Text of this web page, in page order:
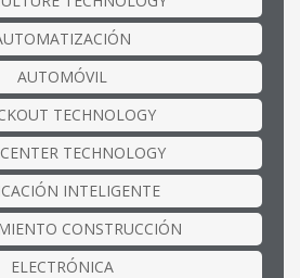
AUTOMÓVIL
TECHNOLOGY
TECHNOLOGY
INTELIGENTE
CONSTRUCCIÓN
ELECTRÓNICA